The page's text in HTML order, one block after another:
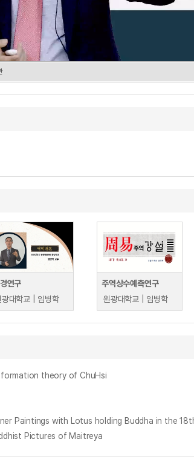
연구
광대학교 | 임병학
주역상수예측연구
원광대학교 | 임병학
formation theory of ChuHsi
Paintings with Lotus holding Buddha in the
Pictures of Maitreya